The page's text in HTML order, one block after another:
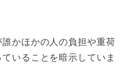
誰かほかの人の負担や重荷
いることを暗示していま